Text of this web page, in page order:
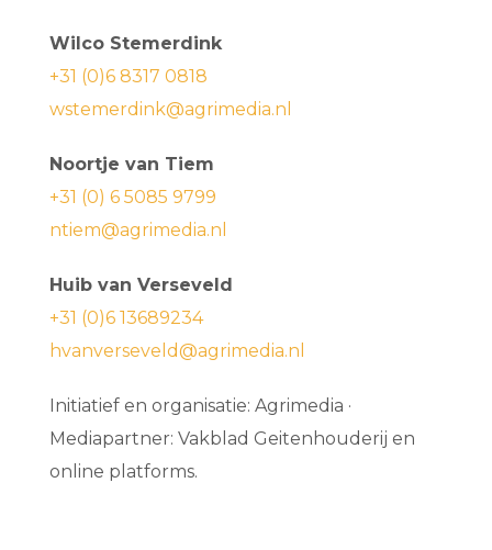
Wilco Stemerdink
+31 (0)6 8317 0818
wstemerdink@agrimedia.nl
Noortje van Tiem
+31 (0) 6 5085 9799
ntiem@agrimedia.nl
Huib van Verseveld
+31 (0)6 13689234
hvanverseveld@agrimedia.nl
Initiatief en organisatie: Agrimedia ·
Mediapartner: Vakblad Geitenhouderij en
online platforms.